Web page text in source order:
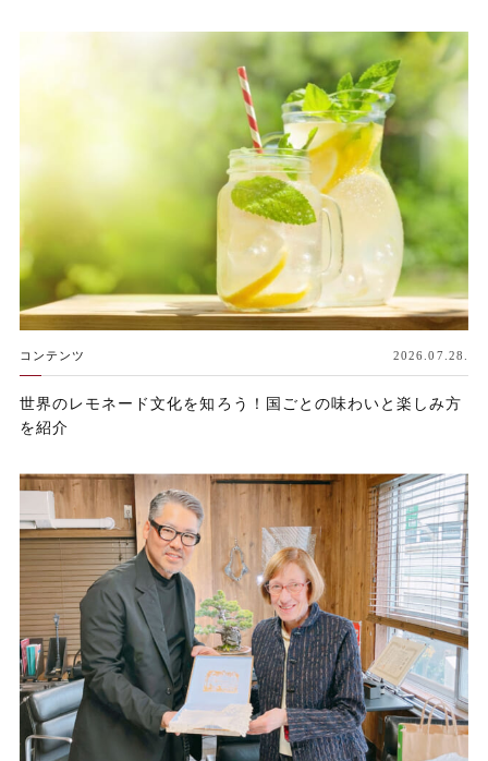
コンテンツ 2026.07.28.
世界のレモネード文化を知ろう！国ごとの味わいと楽しみ方
を紹介